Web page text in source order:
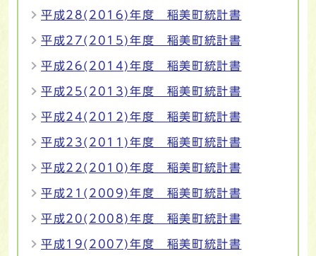
平成28(2016)年度 稲美町統計書
平成27(2015)年度 稲美町統計書
平成26(2014)年度 稲美町統計書
平成25(2013)年度 稲美町統計書
平成24(2012)年度 稲美町統計書
平成23(2011)年度 稲美町統計書
平成22(2010)年度 稲美町統計書
平成21(2009)年度 稲美町統計書
平成20(2008)年度 稲美町統計書
平成19(2007)年度 稲美町統計書